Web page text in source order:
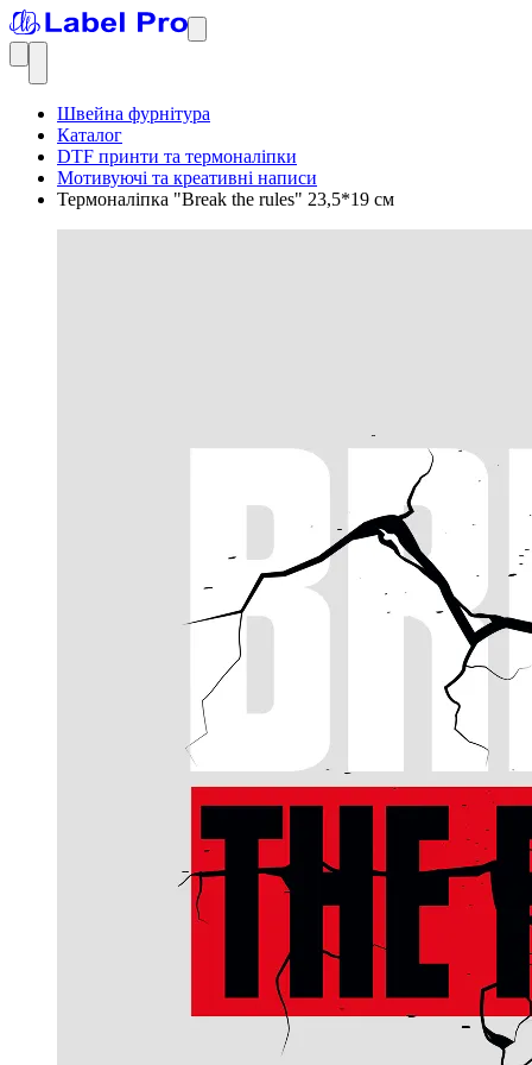
Швейна фурнітура
Каталог
DTF принти та термоналіпки
Мотивуючі та креативні написи
Термоналіпка "Break the rules" 23,5*19 см